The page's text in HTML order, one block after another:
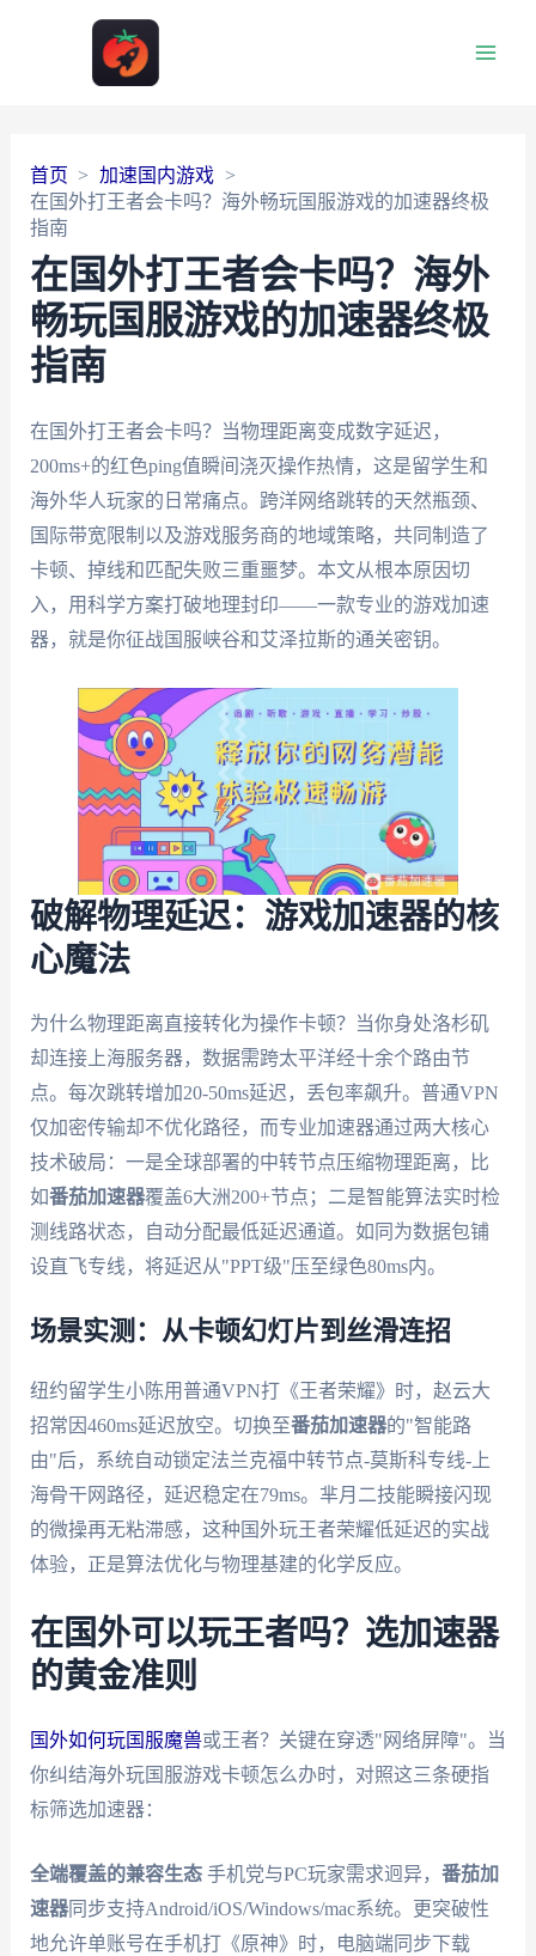
首页
加速国内游戏
在国外打王者会卡吗？海外畅玩国服游戏的加速器终极
指南
在国外打王者会卡吗？海外
畅玩国服游戏的加速器终极
指南
在国外打王者会卡吗？当物理距离变成数字延迟，
200ms+的红色ping值瞬间浇灭操作热情，这是留学生和
海外华人玩家的日常痛点。跨洋网络跳转的天然瓶颈、
国际带宽限制以及游戏服务商的地域策略，共同制造了
卡顿、掉线和匹配失败三重噩梦。本文从根本原因切
入，用科学方案打破地理封印——一款专业的游戏加速
器，就是你征战国服峡谷和艾泽拉斯的通关密钥。
破解物理延迟：游戏加速器的核
心魔法
为什么物理距离直接转化为操作卡顿？当你身处洛杉矶
却连接上海服务器，数据需跨太平洋经十余个路由节
点。每次跳转增加20-50ms延迟，丢包率飙升。普通VPN
仅加密传输却不优化路径，而专业加速器通过两大核心
技术破局：一是全球部署的中转节点压缩物理距离，比
如番茄加速器覆盖6大洲200+节点；二是智能算法实时检
测线路状态，自动分配最低延迟通道。如同为数据包铺
设直飞专线，将延迟从"PPT级"压至绿色80ms内。
场景实测：从卡顿幻灯片到丝滑连招
纽约留学生小陈用普通VPN打《王者荣耀》时，赵云大
招常因460ms延迟放空。切换至番茄加速器的"智能路
由"后，系统自动锁定法兰克福中转节点-莫斯科专线-上
海骨干网路径，延迟稳定在79ms。芈月二技能瞬接闪现
的微操再无粘滞感，这种国外玩王者荣耀低延迟的实战
体验，正是算法优化与物理基建的化学反应。
在国外可以玩王者吗？选加速器
的黄金准则
国外如何玩国服魔兽或王者？关键在穿透"网络屏障"。当
你纠结海外玩国服游戏卡顿怎么办时，对照这三条硬指
标筛选加速器：
全端覆盖的兼容生态手机党与PC玩家需求迥异， 番茄加
速器同步支持Android/iOS/Windows/mac系统。更突破性
地允许单账号在手机打《原神》时，电脑端同步下载